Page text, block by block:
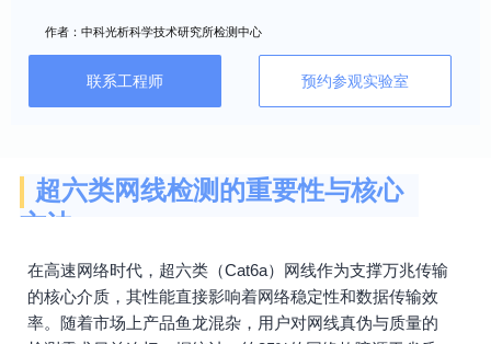
作者：中科光析科学技术研究所检测中心
联系工程师 预约参观实验室
超六类网线检测的重要性与核心
方法
在高速网络时代，超六类（Cat6a）网线作为支撑万兆传输
的核心介质，其性能直接影响着网络稳定性和数据传输效
率。随着市场上产品鱼龙混杂，用户对网线真伪与质量的